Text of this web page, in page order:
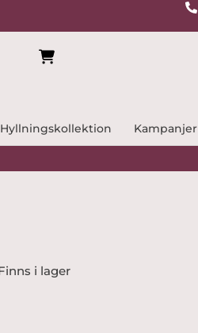
Hyllningskollektion Kampanjer